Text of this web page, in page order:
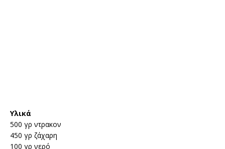
Υλικά
500 γρ ντρακον
450 γρ ζάχαρη
100 γρ νερό